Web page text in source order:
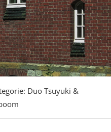
Duo Tsuyuki &